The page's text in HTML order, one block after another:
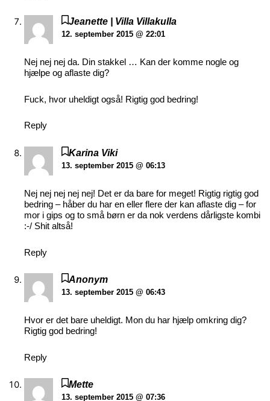
Jeanette | Villa Villakulla
12. september 2015 @ 22:01
Nej nej nej da. Din stakkel … Kan der komme nogle og
hjælpe og aflaste dig?
Fuck, hvor uheldigt også! Rigtig god bedring!
Reply
Karina Viki
13. september 2015 @ 06:13
Nej nej nej nej nej! Det er da bare for meget! Rigtig rigtig god
bedring – håber du har en eller flere der kan aflaste dig – for
mor i gips og to små børn er da nok verdens dårligste kombi
:-/ Shit altså!
Reply
Anonym
13. september 2015 @ 06:43
Hvor er det bare uheldigt. Mon du har hjælp omkring dig?
Rigtig god bedring!
Reply
Mette
13. september 2015 @ 07:36